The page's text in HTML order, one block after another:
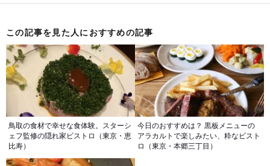
この記事を見た人におすすめの記事
鳥取の食材で幸せな食体験。スターシ
ェフ監修の隠れ家ビストロ（東京・恵
比寿）
今日のおすすめは？ 黒板メニューの
アラカルトで楽しみたい、粋なビスト
ロ（東京・本郷三丁目）